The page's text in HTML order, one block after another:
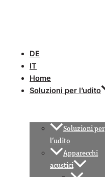
DE
IT
Home
Soluzioni per l’udito
Soluzioni per
l’udito
Apparecchi
acustici